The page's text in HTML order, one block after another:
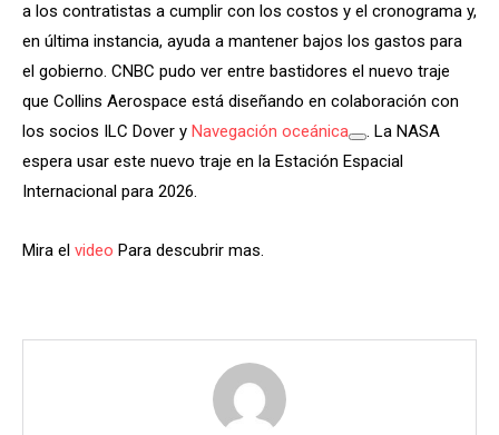
a los contratistas a cumplir con los costos y el cronograma y,
en última instancia, ayuda a mantener bajos los gastos para
el gobierno. CNBC pudo ver entre bastidores el nuevo traje
que Collins Aerospace está diseñando en colaboración con
los socios ILC Dover y Navegación oceánica
. La NASA
espera usar este nuevo traje en la Estación Espacial
Internacional para 2026.
Mira el video Para descubrir mas.